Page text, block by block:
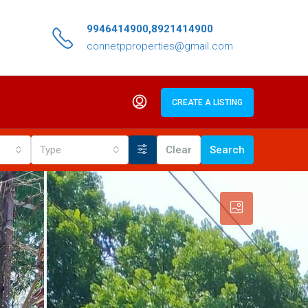
9946414900,8921414900
connetpproperties@gmail.com
CREATE A LISTING
Type Clear Search